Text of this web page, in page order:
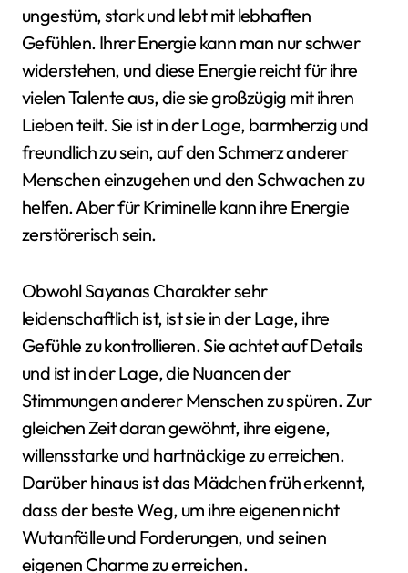
ungestüm, stark und lebt mit lebhaften
Gefühlen. Ihrer Energie kann man nur schwer
widerstehen, und diese Energie reicht für ihre
vielen Talente aus, die sie großzügig mit ihren
Lieben teilt. Sie ist in der Lage, barmherzig und
freundlich zu sein, auf den Schmerz anderer
Menschen einzugehen und den Schwachen zu
helfen. Aber für Kriminelle kann ihre Energie
zerstörerisch sein.
Obwohl Sayanas Charakter sehr
leidenschaftlich ist, ist sie in der Lage, ihre
Gefühle zu kontrollieren. Sie achtet auf Details
und ist in der Lage, die Nuancen der
Stimmungen anderer Menschen zu spüren. Zur
gleichen Zeit daran gewöhnt, ihre eigene,
willensstarke und hartnäckige zu erreichen.
Darüber hinaus ist das Mädchen früh erkennt,
dass der beste Weg, um ihre eigenen nicht
Wutanfälle und Forderungen, und seinen
eigenen Charme zu erreichen.